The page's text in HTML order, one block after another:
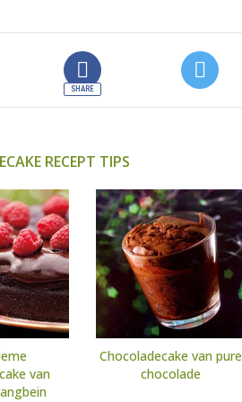
RECEPT TIPS
van
Chocoladecake van pure
chocolade